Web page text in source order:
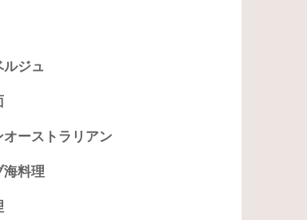
ルジュ
オーストラリアン
海料理